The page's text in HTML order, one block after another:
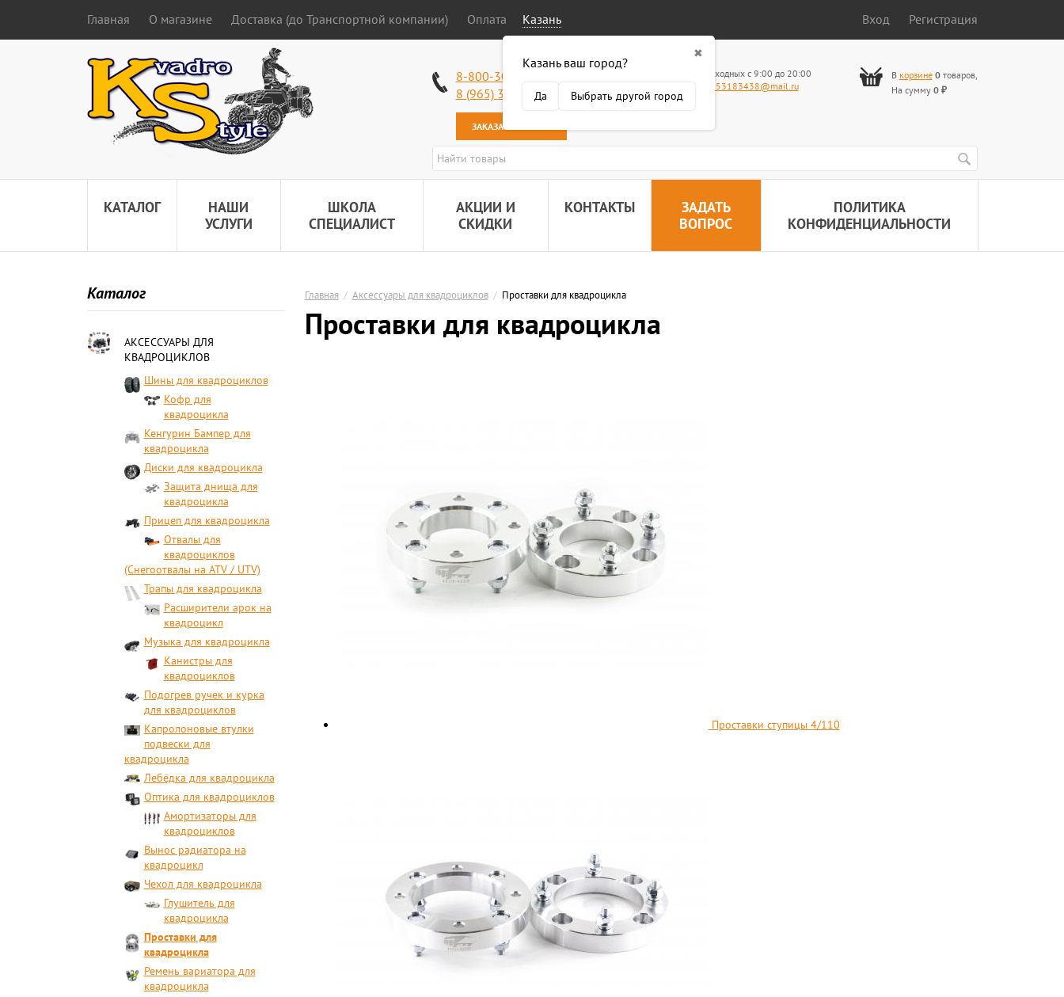
Главная О магазине Доставка (до Транспортной компании) Оплата Казань
✖
Казань ваш город?
Да Выбрать другой город
Вход Регистрация
8-800-301-50-58
8 (965) 318-34-38
ЗАКАЗАТЬ ЗВОНОК
Работаем без выходных с 9:00 до 20:00
89653183438@mail.ru
В корзине 0товаров,
На сумму 0 ₽
КАТАЛОГ
НАШИ
УСЛУГИ
ШКОЛА
СПЕЦИАЛИСТ
АКЦИИ И
СКИДКИ
КОНТАКТЫ
ЗАДАТЬ
ВОПРОС
ПОЛИТИКА
КОНФИДЕНЦИАЛЬНОСТИ
Каталог
АКСЕССУАРЫ ДЛЯ
КВАДРОЦИКЛОВ
Шины для квадроциклов
Кофр для
квадроцикла
Кенгурин Бампер для
квадроцикла
Диски для квадроцикла
Защита днища для
квадроцикла
Прицеп для квадроцикла
Отвалы для
квадроциклов
(Снегоотвалы на ATV / UTV)
Трапы для квадроцикла
Расширители арок на
квадроцикл
Музыка для квадроцикла
Канистры для
квадроциклов
Подогрев ручек и курка
для квадроциклов
Капролоновые втулки
подвески для
квадроцикла
Лебёдка для квадроцикла
Оптика для квадроциклов
Амортизаторы для
квадроциклов
Вынос радиатора на
квадроцикл
Чехол для квадроцикла
Глушитель для
квадроцикла
Проставки для
квадроцикла
Ремень вариатора для
квадроцикла
Главная / Аксессуары для квадроциклов / Проставки для квадроцикла
Проставки для квадроцикла
Проставки ступицы 4/110